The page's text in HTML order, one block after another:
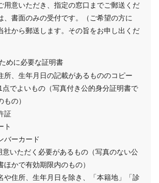
用意いただき、指定の窓口までご郵送くだ
、書面のみの受付です。（ご希望の方に
社から郵送します。その旨をお申し出くだ
めに必要な証明書
所、生年月日の記載があるもののコピー
点でよいもの（写真付き公的身分証明書で
の）
証
ト
バーカード
意いただく必要があるもの（写真のない公
ほかで有効期限内のもの）
や住所、生年月日を除き、「本籍地」「診